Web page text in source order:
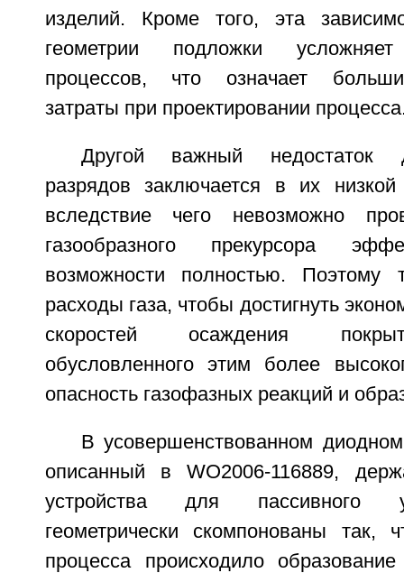
изделий. Кроме того, эта
геометрии подложки усложняет
процессов, что означает
затраты при проектировании
Другой важный недостаток
разрядов заключается в их
вследствие чего невозможно
газообразного прекурсора
возможности полностью. Поэтому
расходы газа, чтобы достигнуть
скоростей осаждения
обусловленного этим более
опасность газофазных реакций и
В усовершенствованном
описанный в WO2006-116889,
устройства для пассивного
геометрически скомпонованы так,
процесса происходило